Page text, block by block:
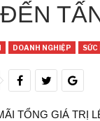
DOANH NGHIỆP SỨC
TỔNG GIÁ